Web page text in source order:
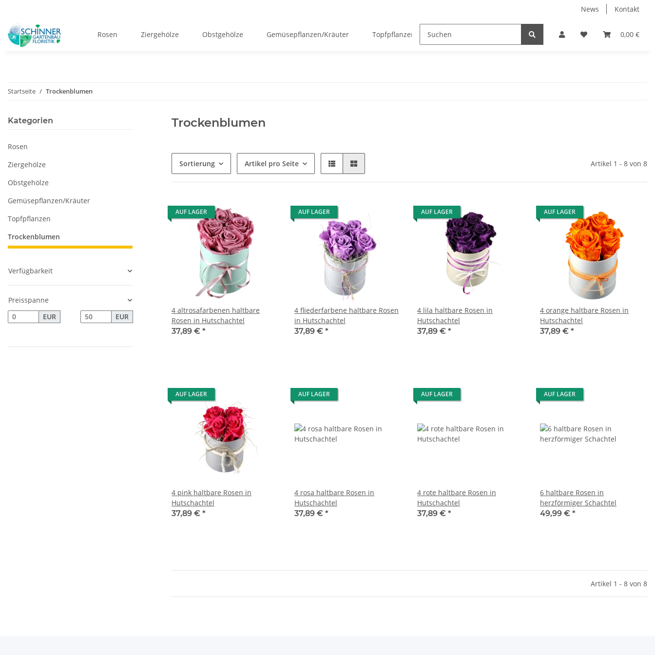
News Kontakt
0,00 €
Rosen Ziergehölze Obstgehölze Gemüsepflanzen/Kräuter Topfpflanzen Trockenblumen
Startseite Trockenblumen
Trockenblumen
Sortierung Artikel pro Seite Artikel 1 - 8 von 8
AUF LAGER
4 altrosafarbenen haltbare
Rosen in Hutschachtel
37,89 € *
AUF LAGER
4 fliederfarbene haltbare Rosen
in Hutschachtel
37,89 € *
AUF LAGER
4 lila haltbare Rosen in
Hutschachtel
37,89 € *
AUF LAGER
4 orange haltbare Rosen in
Hutschachtel
37,89 € *
AUF LAGER
4 pink haltbare Rosen in
Hutschachtel
37,89 € *
AUF LAGER
4 rosa haltbare Rosen in
Hutschachtel
37,89 € *
AUF LAGER
4 rote haltbare Rosen in
Hutschachtel
37,89 € *
AUF LAGER
6 haltbare Rosen in
herzförmiger Schachtel
49,99 € *
Artikel 1 - 8 von 8
Kategorien
Rosen
Ziergehölze
Obstgehölze
Gemüsepflanzen/Kräuter
Topfpflanzen
Trockenblumen
Verfügbarkeit
Preisspanne
EUR
EUR